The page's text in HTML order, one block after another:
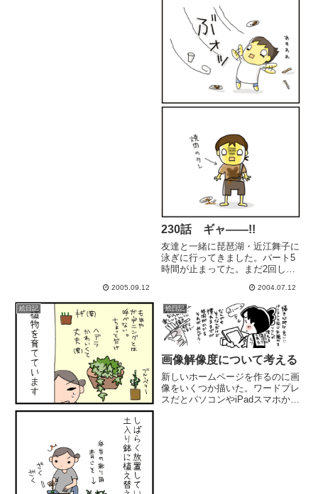
2005.09.12
230話 ギャ――!!
友達と一緒に琵琶湖・近江舞子に
泳ぎに行ってきました。パート5
時間が止まってた。まだ2回しか
て...。うん。止まるよね...。
2004.07.12
絵日記 絵日記
画像解像度について考える
新しいホームページを作るのに画
像をいくつか描いた。ワードプレ
スだとパソコンやiPadスマホから